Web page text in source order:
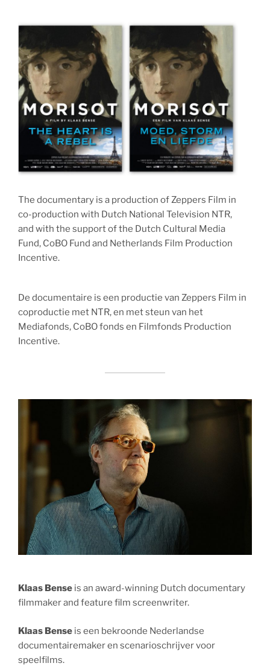
The documentary is a production of Zeppers Film in
co-production with Dutch National Television NTR,
and with the support of the Dutch Cultural Media
Fund, CoBO Fund and Netherlands Film Production
Incentive.
De documentaire is een productie van Zeppers Film in
coproductie met NTR, en met steun van het
Mediafonds, CoBO fonds en Filmfonds Production
Incentive.
Klaas Bense is an award-winning Dutch documentary
filmmaker and feature film screenwriter.
Klaas Bense is een bekroonde Nederlandse
documentairemaker en scenarioschrijver voor
speelfilms.